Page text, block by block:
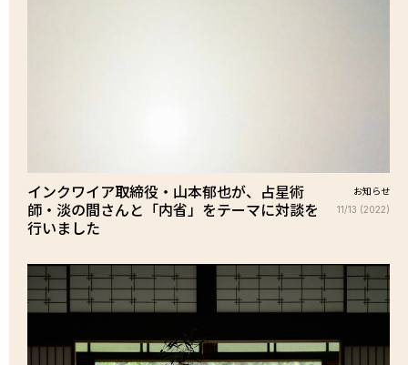
インクワイア取締役・山本郁也が、占星術
師・淡の間さんと「内省」をテーマに対談を
行いました
お知らせ
11/13 (2022)